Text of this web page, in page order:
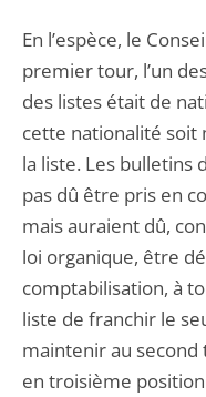
En l’espèce, le
premier tour, l’un
des listes était de
cette nationalité soit
la liste. Les bulletins
pas dû être pris en
mais auraient dû,
loi organique, être
comptabilisation, à
liste de franchir le
maintenir au
en troisième